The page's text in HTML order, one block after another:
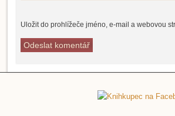
Uložit do prohlížeče jméno, e-mail a webovou